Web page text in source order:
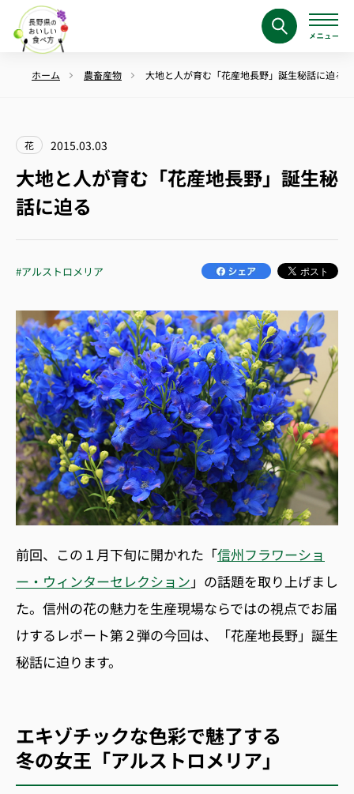
ホーム 農畜産物 大地と人が育む「花産地長野」誕生秘話に迫る
花 2015.03.03
大地と人が育む「花産地長野」誕生秘
話に迫る
#アルストロメリア
前回、この１月下旬に開かれた「信州フラワーショ
ー・ウィンターセレクション 」の話題を取り上げまし
た。信州の花の魅力を生産現場ならではの視点でお届
けするレポート第２弾の今回は、「花産地長野」誕生
秘話に迫ります。
エキゾチックな色彩で魅了する
冬の女王「アルストロメリア」